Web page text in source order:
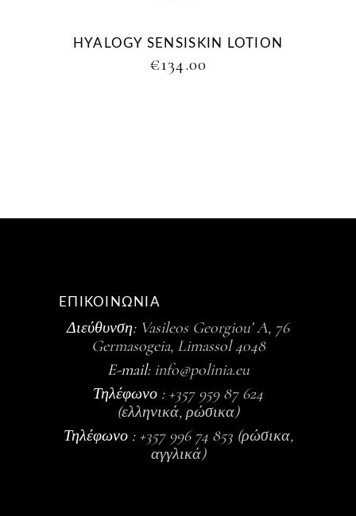
HYALOGY SENSISKIN LOTION
€134.00
ΕΠΙΚΟΙΝΩΝΙΑ
Διεύθυνση: Vasileos Georgiou’ A, 76
Germasogeia, Limassol 4048
E-mail: info@polinia.eu
Τηλέφωνο : +357 959 87 624
(ελληνικά, ρώσικα)
Τηλέφωνο : +357 996 74 853 (ρώσικα,
αγγλικά)